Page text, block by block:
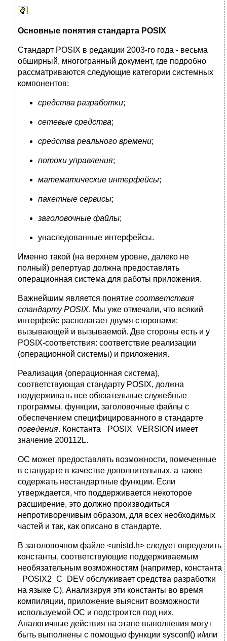
Основные понятия стандарта POSIX
Стандарт POSIX в редакции 2003-го года - весьма
обширный, многогранный документ, где подробно
рассматриваются следующие категории системных
компонентов:
средства разработки;
сетевые средства;
средства реального времени;
потоки управления;
математические интерфейсы;
пакетные сервисы;
заголовочные файлы;
унаследованные интерфейсы.
Именно такой (на верхнем уровне, далеко не
полный) репертуар должна предоставлять
операционная система для работы приложения.
Важнейшим является понятие соответствия
стандарту POSIX. Мы уже отмечали, что всякий
интерфейс располагает двумя сторонами:
вызывающей и вызываемой. Две стороны есть и у
POSIX-соответствия: соответствие реализации
(операционной системы) и приложения.
Реализация (операционная система),
соответствующая стандарту POSIX, должна
поддерживать все обязательные служебные
программы, функции, заголовочные файлы с
обеспечением специфицированного в стандарте
поведения. Константа _POSIX_VERSION имеет
значение 200112L.
ОС может предоставлять возможности, помеченные
в стандарте в качестве дополнительных, а также
содержать нестандартные функции. Если
утверждается, что поддерживается некоторое
расширение, это должно производиться
непротиворечивым образом, для всех необходимых
частей и так, как описано в стандарте.
В заголовочном файле <unistd.h> следует определить
константы, соответствующие поддерживаемым
необязательным возможностям (например, константа
_POSIX2_C_DEV обслуживает средства разработки
на языке C). Анализируя эти константы во время
компиляции, приложение выяснит возможности
используемой ОС и подстроится под них.
Аналогичные действия на этапе выполнения могут
быть выполнены с помощью функции sysconf() и/или